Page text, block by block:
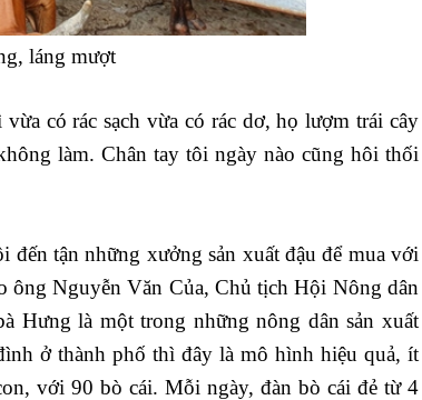
láng mượt
có rác sạch vừa có rác dơ, họ lượm trái cây
làm. Chân tay tôi ngày nào cũng hôi thối
tận những xưởng sản xuất đậu để mua với
ông Nguyễn Văn Của, Chủ tịch Hội Nông dân
Hưng là một trong những nông dân sản xuất
ở thành phố thì đây là mô hình hiệu quả, ít
với 90 bò cái. Mỗi ngày, đàn bò cái đẻ từ 4